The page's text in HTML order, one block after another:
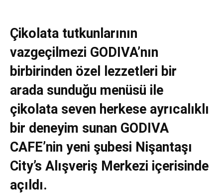
Çikolata tutkunlarının
vazgeçilmezi GODIVA’nın
birbirinden özel lezzetleri bir
arada sunduğu menüsü ile
çikolata seven herkese ayrıcalıklı
bir deneyim sunan GODIVA
CAFE’nin yeni şubesi Nişantaşı
City’s Alışveriş Merkezi içerisinde
açıldı.